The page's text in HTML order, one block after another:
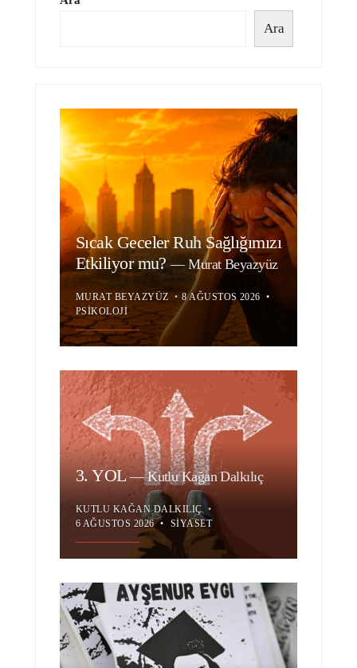
Ara
Sıcak Geceler Ruh Sağlığımızı
Etkiliyor mu?—Murat Beyazyüz
MURAT BEYAZYÜZ • 8 AĞUSTOS 2026 •
PSIKOLOJI
3. YOL—Kutlu Kağan Dalkılıç
KUTLU KAĞAN DALKILIÇ •
6 AĞUSTOS 2026 • SIYASET